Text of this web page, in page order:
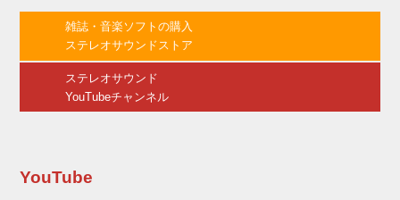
ン･シュワルツ。監督は長編デビューのジェフ･
フォウラー。 撮影は『ワイルド･スピード』シ
雑誌・音楽ソフトの購入
ステレオサウンドストア
ステレオサウンド
YouTubeチャンネル
YouTube